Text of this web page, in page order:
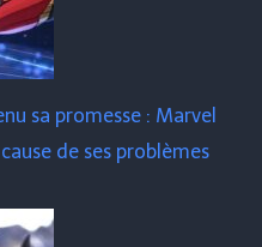
sa promesse : Marvel
de ses problèmes